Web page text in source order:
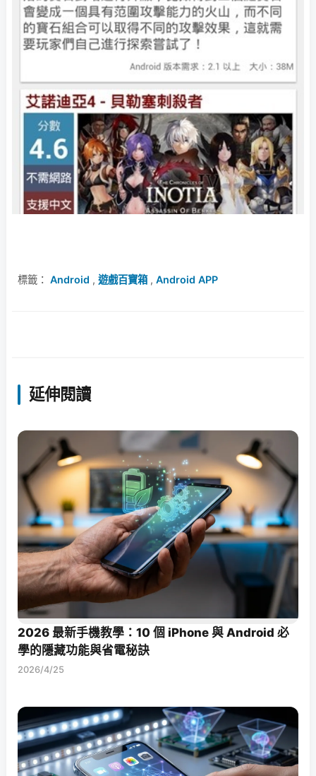
標籤： Android , 遊戲百寶箱, Android APP
延伸閱讀
2026 最新手機教學：10 個 iPhone 與 Android 必
學的隱藏功能與省電秘訣
2026/4/25